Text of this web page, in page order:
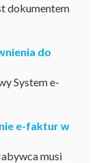
dokumentem
do
System e-
e-faktur w
musi